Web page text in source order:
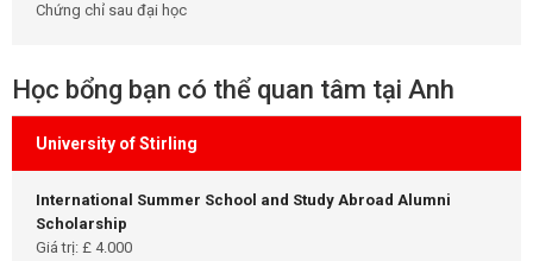
Chứng chỉ sau đại học
Học bổng bạn có thể quan tâm tại Anh
University of Stirling
International Summer School and Study Abroad Alumni
Scholarship
Giá trị: £ 4.000